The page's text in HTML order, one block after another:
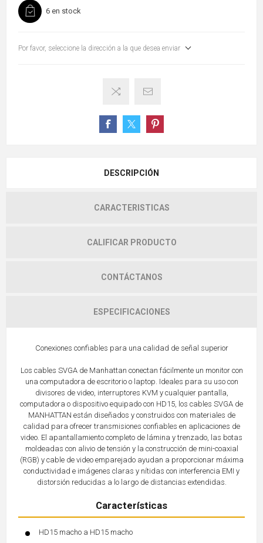
6 en stock
Por favor, seleccione la dirección a la que desea enviar
DESCRIPCIÓN
CARACTERISTICAS
CALIFICAR PRODUCTO
CONTÁCTANOS
ESPECIFICACIONES
Conexiones confiables para una calidad de señal superior
Los cables SVGA de Manhattan conectan fácilmente un monitor con
una computadora de escritorio o laptop. Ideales para su uso con
divisores de video, interruptores KVM y cualquier pantalla,
computadora o dispositivo equipado con HD15, los cables SVGA de
MANHATTAN están diseñados y construidos con materiales de
calidad para ofrecer transmisiones confiables en aplicaciones de
video. El apantallamiento completo de lámina y trenzado, las botas
moldeadas con alivio de tensión y la construcción de mini-coaxial
(RGB) y cable de video emparejado ayudan a proporcionar máxima
conductividad e imágenes claras y nítidas con interferencia EMI y
distorsión reducidas a lo largo de distancias extendidas.
Características
HD15 macho a HD15 macho